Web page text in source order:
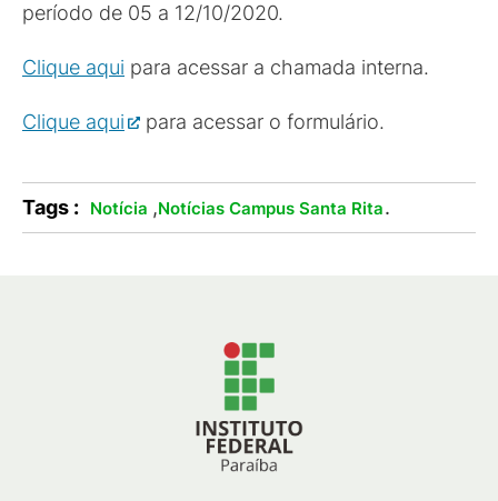
período de 05 a 12/10/2020.
Clique aqui para acessar a chamada interna.
Clique aqui para acessar o formulário.
Tags : Notícia ,Notícias Campus Santa Rita.